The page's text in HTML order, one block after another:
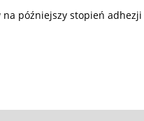
późniejszy stopień